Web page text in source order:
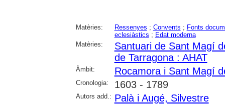
Matèries: Ressenyes ; Convents ; Fonts
eclesiàstics ; Edat moderna
Matèries:
Santuari de Sant Magí
de Tarragona : AHAT
Àmbit: Rocamora i Sant Magí
Cronologia: 1603 - 1789
Autors add.: Palà i Augé, Silvestre